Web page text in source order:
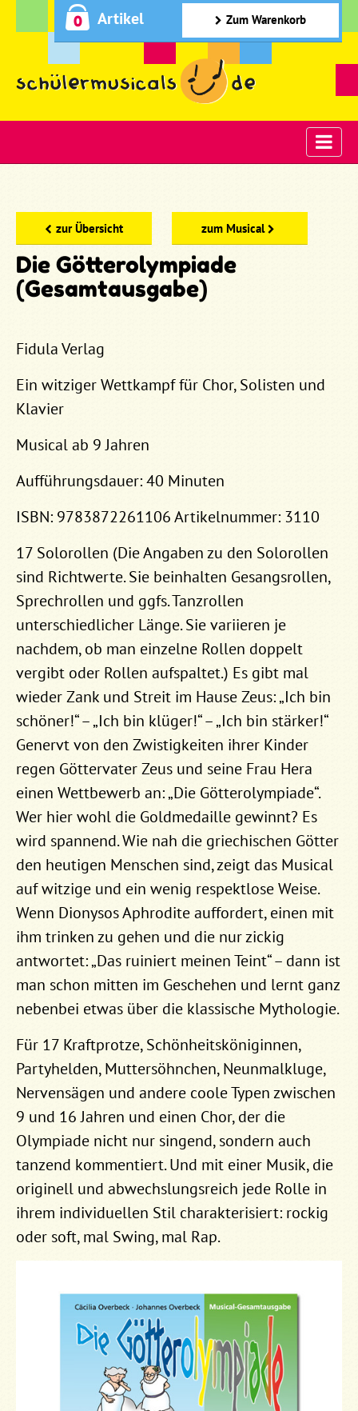
0 Artikel Zum Warenkorb
zur Übersicht zum Musical
Die Götterolympiade
(Gesamtausgabe)
Fidula Verlag
Ein witziger Wettkampf für Chor, Solisten und
Klavier
Musical ab 9 Jahren
Aufführungsdauer: 40 Minuten
ISBN: 9783872261106 Artikelnummer: 3110
17 Solorollen (Die Angaben zu den Solorollen
sind Richtwerte. Sie beinhalten Gesangsrollen,
Sprechrollen und ggfs. Tanzrollen
unterschiedlicher Länge. Sie variieren je
nachdem, ob man einzelne Rollen doppelt
vergibt oder Rollen aufspaltet.) Es gibt mal
wieder Zank und Streit im Hause Zeus: „Ich bin
schöner!“ – „Ich bin klüger!“ – „Ich bin stärker!“
Genervt von den Zwistigkeiten ihrer Kinder
regen Göttervater Zeus und seine Frau Hera
einen Wettbewerb an: „Die Götterolympiade“.
Wer hier wohl die Goldmedaille gewinnt? Es
wird spannend. Wie nah die griechischen Götter
den heutigen Menschen sind, zeigt das Musical
auf witzige und ein wenig respektlose Weise.
Wenn Dionysos Aphrodite auffordert, einen mit
ihm trinken zu gehen und die nur zickig
antwortet: „Das ruiniert meinen Teint“ – dann ist
man schon mitten im Geschehen und lernt ganz
nebenbei etwas über die klassische Mythologie.
Für 17 Kraftprotze, Schönheitsköniginnen,
Partyhelden, Muttersöhnchen, Neunmalkluge,
Nervensägen und andere coole Typen zwischen
9 und 16 Jahren und einen Chor, der die
Olympiade nicht nur singend, sondern auch
tanzend kommentiert. Und mit einer Musik, die
originell und abwechslungsreich jede Rolle in
ihrem individuellen Stil charakterisiert: rockig
oder soft, mal Swing, mal Rap.